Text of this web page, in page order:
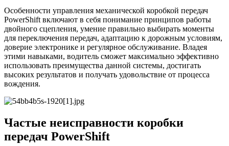
Особенности управления механической коробкой передач
PowerShift включают в себя понимание принципов работы
двойного сцепления, умение правильно выбирать моменты
для переключения передач, адаптацию к дорожным условиям,
доверие электронике и регулярное обслуживание. Владея
этими навыками, водитель сможет максимально эффективно
использовать преимущества данной системы, достигать
высоких результатов и получать удовольствие от процесса
вождения.
Частые неисправности коробки
передач PowerShift